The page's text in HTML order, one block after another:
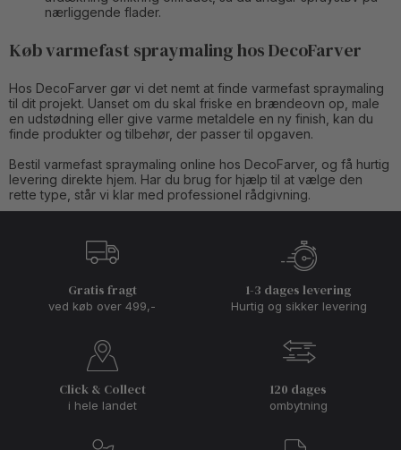
nærliggende flader.
Køb varmefast spraymaling hos DecoFarver
Hos DecoFarver gør vi det nemt at finde varmefast spraymaling
til dit projekt. Uanset om du skal friske en brændeovn op, male
en udstødning eller give varme metaldele en ny finish, kan du
finde produkter og tilbehør, der passer til opgaven.
Bestil varmefast spraymaling online hos DecoFarver, og få hurtig
levering direkte hjem. Har du brug for hjælp til at vælge den
rette type, står vi klar med professionel rådgivning.
Gratis fragt
ved køb over 499,-
1-3 dages levering
Hurtig og sikker levering
Click & Collect
i hele landet
120 dages
ombytning